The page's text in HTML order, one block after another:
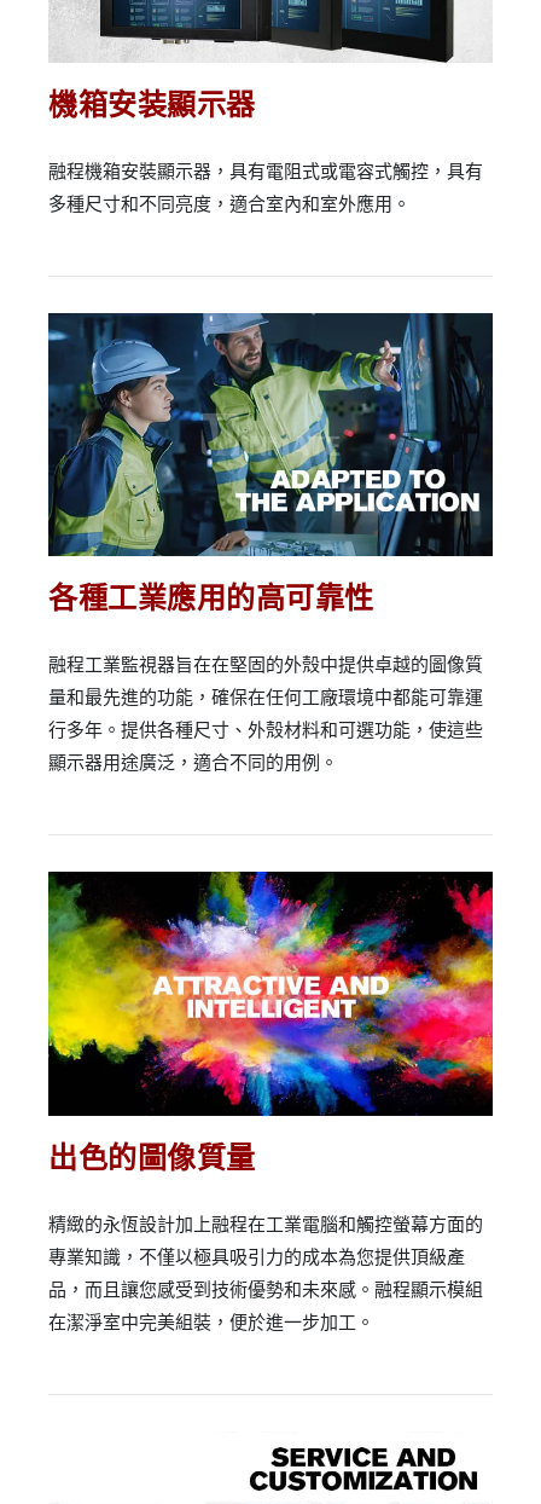
機箱安装顯示器
融程機箱安裝顯示器，具有電阻式或電容式觸控，具有
多種尺寸和不同亮度，適合室內和室外應用。
各種工業應用的高可靠性
融程工業監視器旨在在堅固的外殼中提供卓越的圖像質
量和最先進的功能，確保在任何工廠環境中都能可靠運
行多年。提供各種尺寸、外殼材料和可選功能，使這些
顯示器用途廣泛，適合不同的用例。
出色的圖像質量
精緻的永恆設計加上融程在工業電腦和觸控螢幕方面的
專業知識，不僅以極具吸引力的成本為您提供頂級產
品，而且讓您感受到技術優勢和未來感。融程顯示模組
在潔淨室中完美組裝，便於進一步加工。